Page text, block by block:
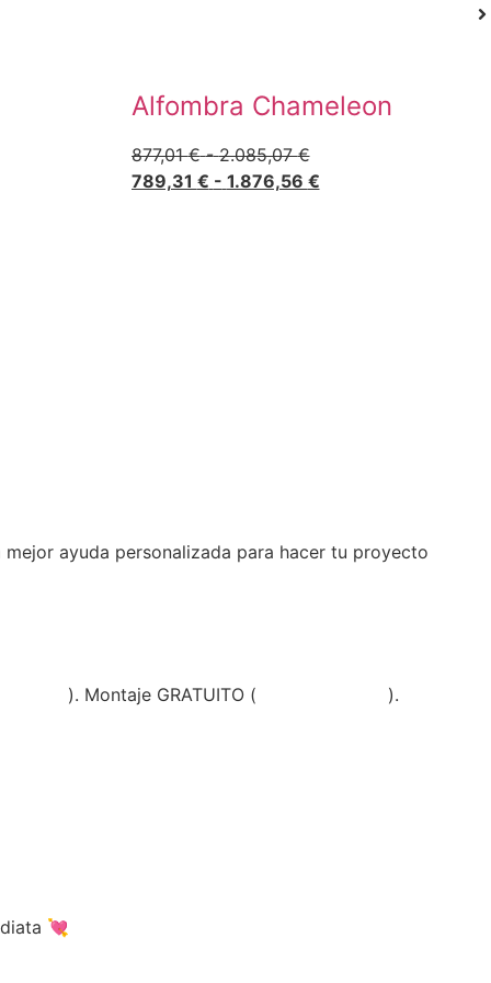
Alfombra Chameleon
877,01€ - 2.085,07€
789,31 € - 1.876,56 €
ayuda personalizada para hacer tu proyecto
). Montaje GRATUITO ( ).
💘